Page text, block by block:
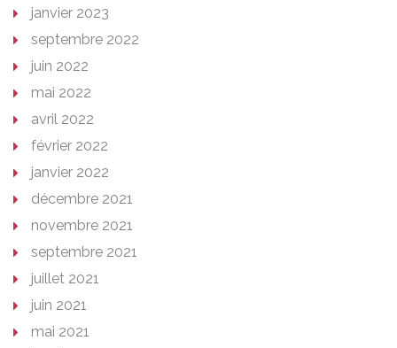
janvier 2023
septembre 2022
juin 2022
mai 2022
avril 2022
février 2022
janvier 2022
décembre 2021
novembre 2021
septembre 2021
juillet 2021
juin 2021
mai 2021